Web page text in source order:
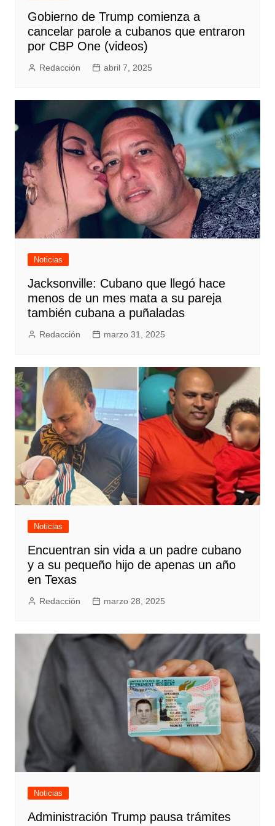
Gobierno de Trump comienza a
cancelar parole a cubanos que entraron
por CBP One (videos)
Redacción abril 7, 2025
Noticias
Jacksonville: Cubano que llegó hace
menos de un mes mata a su pareja
también cubana a puñaladas
Redacción marzo 31, 2025
Noticias
Encuentran sin vida a un padre cubano
y a su pequeño hijo de apenas un año
en Texas
Redacción marzo 28, 2025
Noticias
Administración Trump pausa trámites